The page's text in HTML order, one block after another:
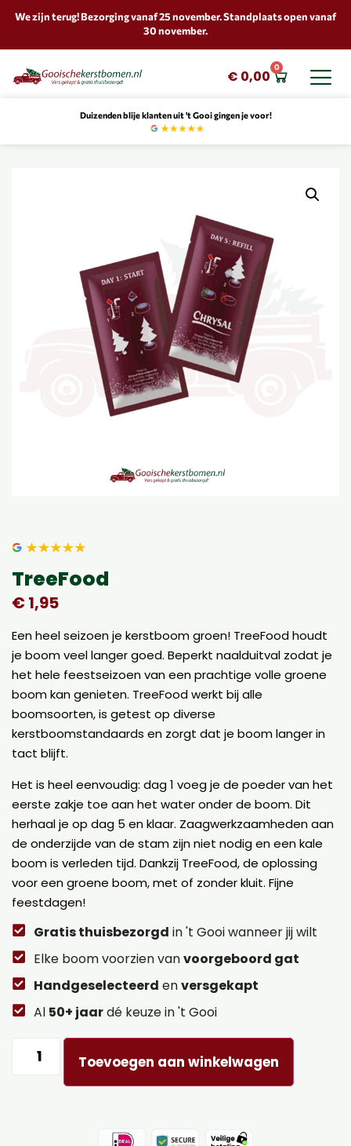
We zijn terug! Bezorging vanaf 25 november. Standplaats open vanaf
30 november.
€ 0,00
0
Duizenden blije klanten uit 't Gooi gingen je voor!
TreeFood
€1,95
Een heel seizoen je kerstboom groen! TreeFood houdt
je boom veel langer goed. Beperkt naalduitval zodat je
het hele feestseizoen van een prachtige volle groene
boom kan genieten. TreeFood werkt bij alle
boomsoorten, is getest op diverse
kerstboomstandaards en zorgt dat je boom langer in
tact blijft.
Het is heel eenvoudig: dag 1 voeg je de poeder van het
eerste zakje toe aan het water onder de boom. Dit
herhaal je op dag 5 en klaar. Zaagwerkzaamheden aan
de onderzijde van de stam zijn niet nodig en een kale
boom is verleden tijd. Dankzij TreeFood, de oplossing
voor een groene boom, met of zonder kluit. Fijne
feestdagen!
Gratis thuisbezorgd in 't Gooi wanneer jij wilt
Elke boom voorzien vanvoorgeboord gat
Handgeselecteerd enversgekapt
Al 50+ jaardé keuze in 't Gooi
Toevoegen aan winkelwagen